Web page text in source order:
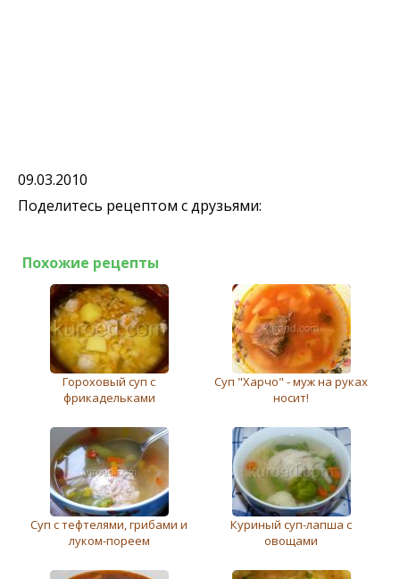
09.03.2010
Поделитесь рецептом с друзьями:
Похожие рецепты
Гороховый суп с
фрикадельками
Суп "Харчо" - муж на руках
носит!
Суп с тефтелями, грибами и
луком-пореем
Куриный суп-лапша с
овощами